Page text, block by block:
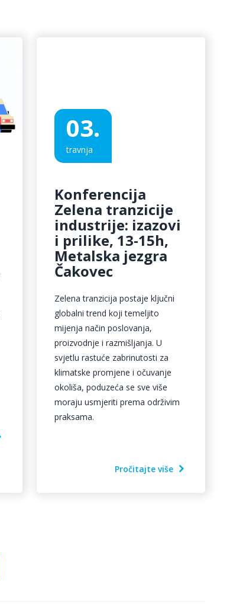
03.
travnja
Konferencija
Zelena tranzicije
industrije: izazovi
i prilike, 13-15h,
Metalska jezgra
Čakovec
Zelena tranzicija postaje ključni
globalni trend koji temeljito
mijenja način poslovanja,
proizvodnje i razmišljanja. U
svjetlu rastuće zabrinutosti za
klimatske promjene i očuvanje
okoliša, poduzeća se sve više
moraju usmjeriti prema održivim
praksama.
Pročitajte više